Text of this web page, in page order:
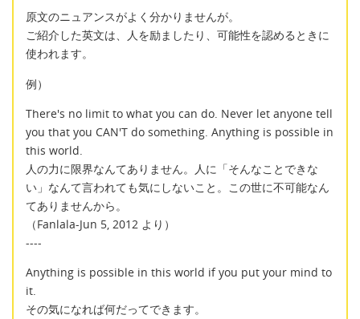
原文のニュアンスがよく分かりませんが。
ご紹介した英文は、人を励ましたり、可能性を認めるときに
使われます。
例）
There's no limit to what you can do. Never let anyone tell
you that you CAN'T do something. Anything is possible in
this world.
人の力に限界なんてありません。人に「そんなことできな
い」なんて言われても気にしないこと。この世に不可能なん
てありませんから。
（Fanlala-Jun 5, 2012 より）
----
Anything is possible in this world if you put your mind to
it.
その気になれば何だってできます。